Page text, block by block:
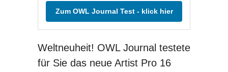
Zum OWL Journal Test - klick hier
Weltneuheit! OWL Journal testete
für Sie das neue Artist Pro 16